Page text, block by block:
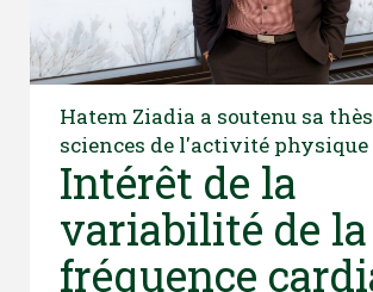
Hatem Ziadia a soutenu sa
sciences de l'activité physique
Intérêt de la
variabilité de la
fréquence